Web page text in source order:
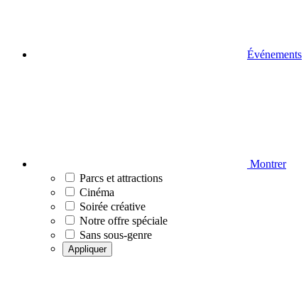
Événements
Montrer
Parcs et attractions
Cinéma
Soirée créative
Notre offre spéciale
Sans sous-genre
Appliquer